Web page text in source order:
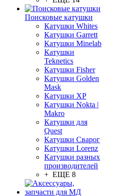
Поисковые катушки
Катушки Whites
Катушки Garrett
Катушки Minelab
Катушки
Teknetics
Катушки Fisher
Катушки Golden
Mask
Катушки XP
Катушки Nokta |
Makro
Катушки для
Quest
Катушки Сварог
Катушки Lorenz
Катушки разных
производителей
+ ЕЩЕ 8